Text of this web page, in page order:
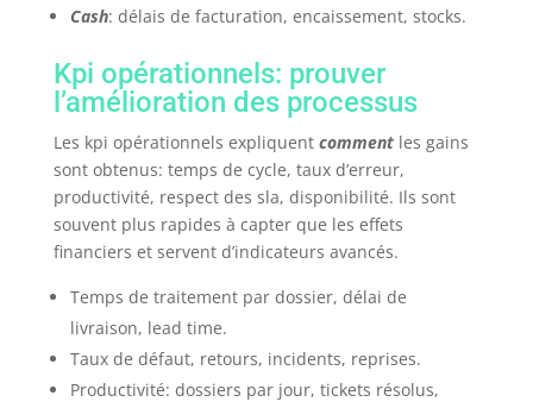
Cash: délais de facturation, encaissement, stocks.
Kpi opérationnels: prouver
l’amélioration des processus
Les kpi opérationnels expliquent commentles gains
sont obtenus: temps de cycle, taux d’erreur,
productivité, respect des sla, disponibilité. Ils sont
souvent plus rapides à capter que les effets
financiers et servent d’indicateurs avancés.
Temps de traitement par dossier, délai de
livraison, lead time.
Taux de défaut, retours, incidents, reprises.
Productivité: dossiers par jour, tickets résolus,